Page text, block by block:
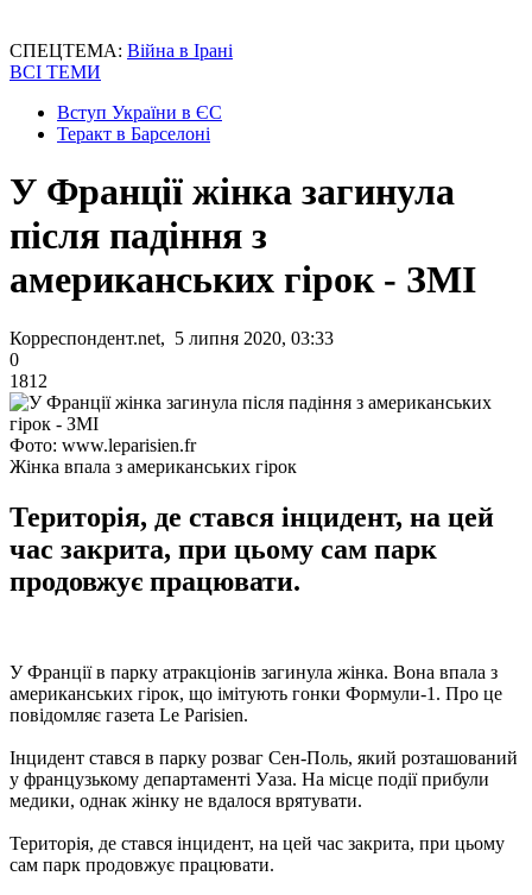
СПЕЦТЕМА: Війна в Ірані
ВСІ ТЕМИ
Вступ України в ЄС
Теракт в Барселоні
У Франції жінка загинула
після падіння з
американських гірок - ЗМІ
Корреспондент.net, 5 липня 2020, 03:33
0
1812
Фото: www.leparisien.fr
Жінка впала з американських гірок
Територія, де стався інцидент, на цей
час закрита, при цьому сам парк
продовжує працювати.
У Франції в парку атракціонів загинула жінка. Вона впала з
американських гірок, що імітують гонки Формули-1. Про це
повідомляє газета Le Parisien.
Інцидент стався в парку розваг Сен-Поль, який розташований
у французькому департаменті Уаза. На місце події прибули
медики, однак жінку не вдалося врятувати.
Територія, де стався інцидент, на цей час закрита, при цьому
сам парк продовжує працювати.